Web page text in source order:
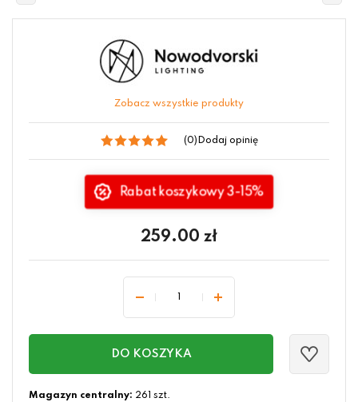
Zobacz wszystkie produkty
(0) Dodaj opinię
Rabat koszykowy 3-15%
259.00 zł
DO KOSZYKA
Magazyn centralny: 261 szt.